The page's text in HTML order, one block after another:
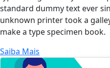
standard dummy text ever
unknown printer took a
make a type specimen book.
Saiba Mais